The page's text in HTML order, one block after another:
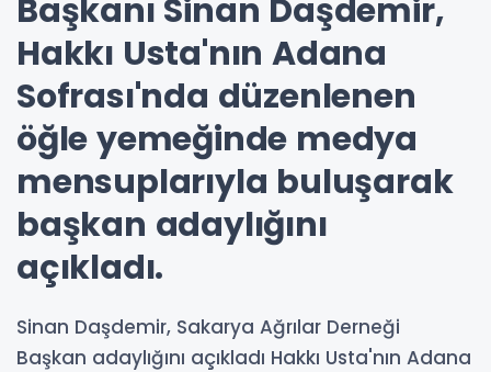
Başkanı Sinan Daşdemir,
Hakkı Usta'nın Adana
Sofrası'nda düzenlenen
öğle yemeğinde medya
mensuplarıyla buluşarak
başkan adaylığını
açıkladı.
Sinan Daşdemir, Sakarya Ağrılar Derneği
Başkan adaylığını açıkladı Hakkı Usta'nın Adana